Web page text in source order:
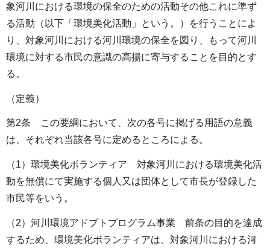
象河川における環境の保全のための活動その他これに準ず
る活動（以下「環境美化活動」という。）を行うことによ
り、対象河川における河川環境の保全を図り、もって河川
環境に対する市民の意識の高揚に寄与することを目的とす
る。
（定義）
第2条 この要綱において、次の各号に掲げる用語の意義
は、それぞれ当該各号に定めるところによる。
（1）環境美化ボランティア 対象河川における環境美化活
動を無償にて実施する個人又は団体として市長が登録した
市民等をいう。
（2）河川環境アドプトプログラム事業 前条の目的を達成
するため、環境美化ボランティアは、対象河川における河